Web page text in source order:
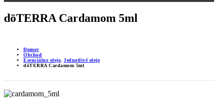
dōTERRA Cardamom 5ml
Domov
Obchod
Esenciálne oleje, Jednotlivé oleje
dōTERRA Cardamom 5ml